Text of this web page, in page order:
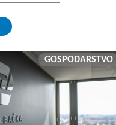
GOSPODARSTVO